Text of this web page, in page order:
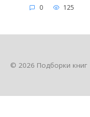
0 125
© 2026 Подборки книг